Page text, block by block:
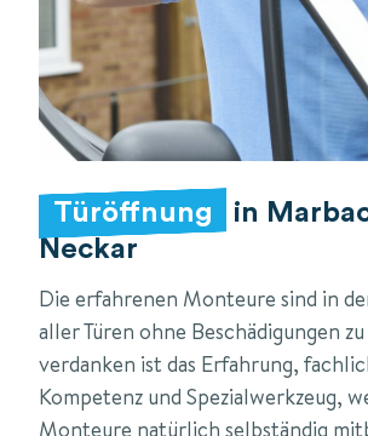
Türöffnung
in
Neckar
Die erfahrenen Monteure sind in
aller Türen ohne Beschädigungen
verdanken ist das Erfahrung,
Kompetenz und Spezialwerkzeug,
Monteure natürlich selbständig